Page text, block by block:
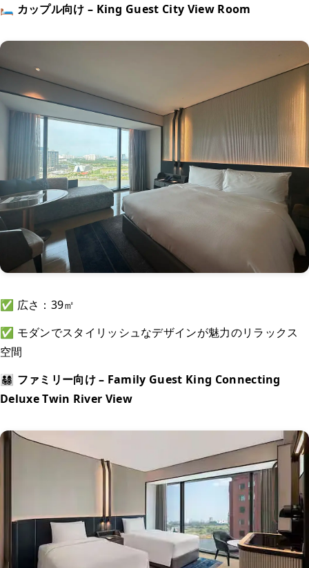
🛏 カップル向け – King Guest City View Room
✅ 広さ：39㎡
✅ モダンでスタイリッシュなデザインが魅力のリラックス
空間
👨‍👩‍👧‍👦 ファミリー向け – Family Guest King Connecting
Deluxe Twin River View